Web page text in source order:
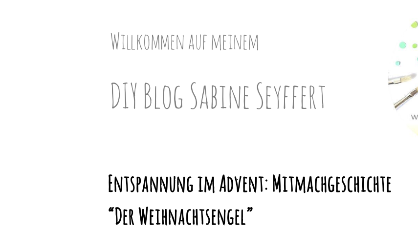
Willkommen auf meinem
DIY Blog Sabine Seyffert
Entspannung im Advent: Mitmachgeschichte
“Der Weihnachtsengel”